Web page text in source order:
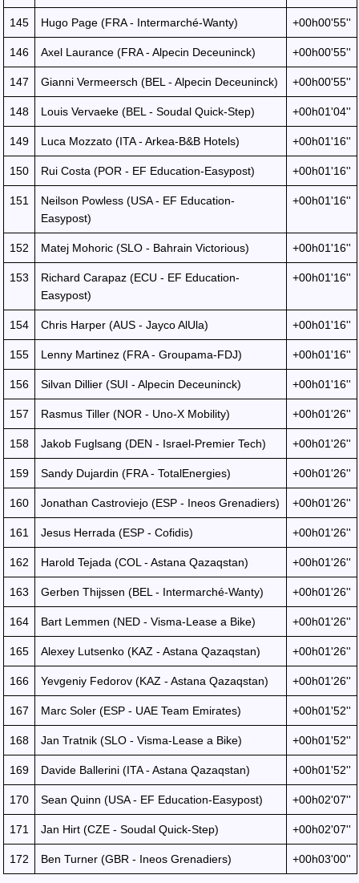
145 Hugo Page (FRA - Intermarché-Wanty) +00h00'55''
146 Axel Laurance (FRA - Alpecin Deceuninck) +00h00'55''
147 Gianni Vermeersch (BEL - Alpecin Deceuninck) +00h00'55''
148 Louis Vervaeke (BEL - Soudal Quick-Step) +00h01'04''
149 Luca Mozzato (ITA - Arkea-B&B Hotels) +00h01'16''
150 Rui Costa (POR - EF Education-Easypost) +00h01'16''
151
Neilson Powless (USA - EF Education-
Easypost)
+00h01'16''
152 Matej Mohoric (SLO - Bahrain Victorious) +00h01'16''
153
Richard Carapaz (ECU - EF Education-
Easypost)
+00h01'16''
154 Chris Harper (AUS - Jayco AlUla) +00h01'16''
155 Lenny Martinez (FRA - Groupama-FDJ) +00h01'16''
156 Silvan Dillier (SUI - Alpecin Deceuninck) +00h01'16''
157 Rasmus Tiller (NOR - Uno-X Mobility) +00h01'26''
158 Jakob Fuglsang (DEN - Israel-Premier Tech) +00h01'26''
159 Sandy Dujardin (FRA - TotalEnergies) +00h01'26''
160 Jonathan Castroviejo (ESP - Ineos Grenadiers) +00h01'26''
161 Jesus Herrada (ESP - Cofidis) +00h01'26''
162 Harold Tejada (COL - Astana Qazaqstan) +00h01'26''
163 Gerben Thijssen (BEL - Intermarché-Wanty) +00h01'26''
164 Bart Lemmen (NED - Visma-Lease a Bike) +00h01'26''
165 Alexey Lutsenko (KAZ - Astana Qazaqstan) +00h01'26''
166 Yevgeniy Fedorov (KAZ - Astana Qazaqstan) +00h01'26''
167 Marc Soler (ESP - UAE Team Emirates) +00h01'52''
168 Jan Tratnik (SLO - Visma-Lease a Bike) +00h01'52''
169 Davide Ballerini (ITA - Astana Qazaqstan) +00h01'52''
170 Sean Quinn (USA - EF Education-Easypost) +00h02'07''
171 Jan Hirt (CZE - Soudal Quick-Step) +00h02'07''
172 Ben Turner (GBR - Ineos Grenadiers) +00h03'00''